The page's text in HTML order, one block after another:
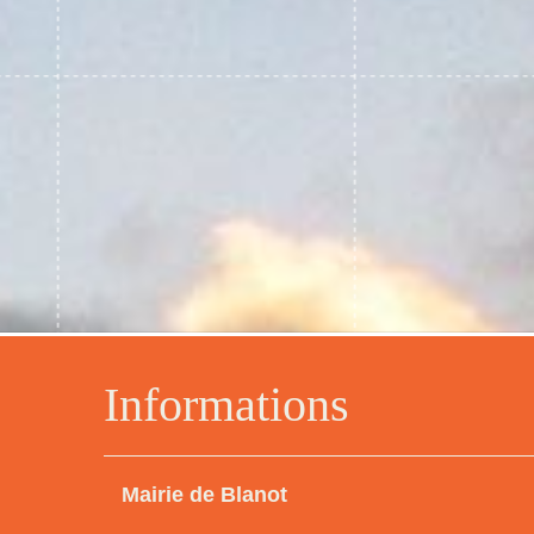
Informations
Mairie de Blanot